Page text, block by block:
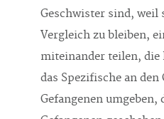
Geschwister sind, weil
Vergleich zu bleiben,
miteinander teilen,
das Spezifische an
Gefangenen umgeben,